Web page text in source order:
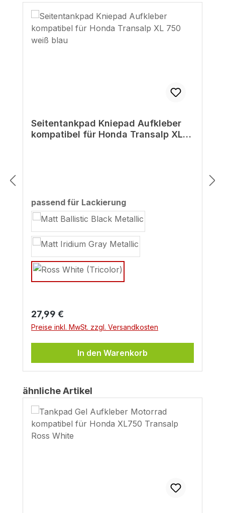
Seitentankpad Kniepad Aufkleber
kompatibel für Honda Transalp XL
passend für Lackierungauswählen
Regulärer Preis:
27,99 €
Preise inkl. MwSt. zzgl. Versandkosten
In den Warenkorb
Produktgalerie überspringen
ähnliche Artikel